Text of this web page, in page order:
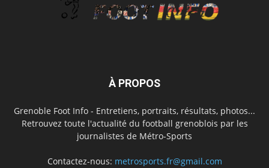
À PROPOS
Grenoble Foot Info - Entretiens, portraits, résultats, photos...
Retrouvez toute l'actualité du football grenoblois par les
journalistes de Métro-Sports
Contactez-nous: metrosports.fr@gmail.com